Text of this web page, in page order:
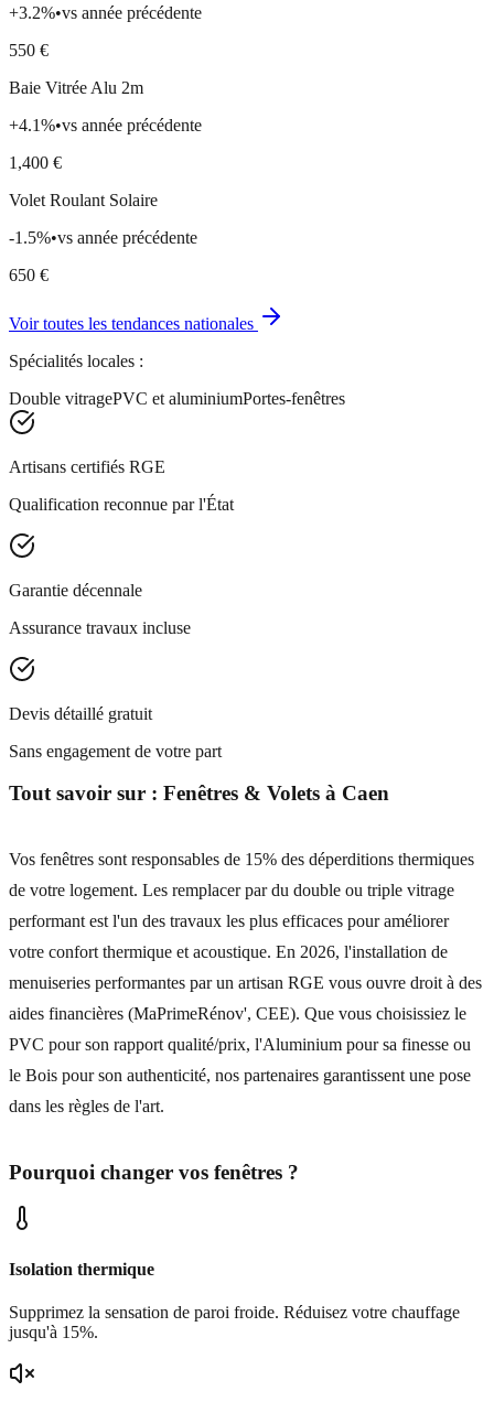
+3.2%•vs année précédente
550 €
Baie Vitrée Alu 2m
+4.1%•vs année précédente
1,400 €
Volet Roulant Solaire
-1.5%•vs année précédente
650 €
Voir toutes les tendances nationales
Spécialités locales :
Double vitragePVC et aluminiumPortes-fenêtres
Artisans certifiés RGE
Qualification reconnue par l'État
Garantie décennale
Assurance travaux incluse
Devis détaillé gratuit
Sans engagement de votre part
Tout savoir sur : Fenêtres & Volets à Caen
Vos fenêtres sont responsables de 15% des déperditions thermiques
de votre logement. Les remplacer par du double ou triple vitrage
performant est l'un des travaux les plus efficaces pour améliorer
votre confort thermique et acoustique. En 2026, l'installation de
menuiseries performantes par un artisan RGE vous ouvre droit à des
aides financières (MaPrimeRénov', CEE). Que vous choisissiez le
PVC pour son rapport qualité/prix, l'Aluminium pour sa finesse ou
le Bois pour son authenticité, nos partenaires garantissent une pose
dans les règles de l'art.
Pourquoi changer vos fenêtres ?
Isolation thermique
Supprimez la sensation de paroi froide. Réduisez votre chauffage
jusqu'à 15%.